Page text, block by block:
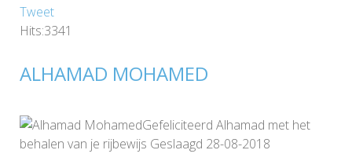
Tweet
Hits:3341
ALHAMAD MOHAMED
Gefeliciteerd Alhamad met het
behalen van je rijbewijs Geslaagd 28-08-2018